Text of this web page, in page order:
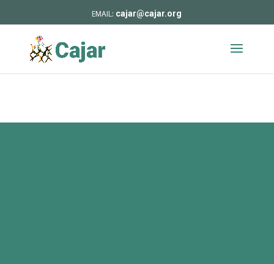
cajar@cajar.org